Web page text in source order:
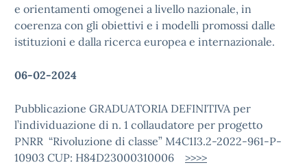
e orientamenti omogenei a livello nazionale, in
coerenza con gli obiettivi e i modelli promossi dalle
istituzioni e dalla ricerca europea e internazionale.
06-02-2024
Pubblicazione GRADUATORIA DEFINITIVA per
l’individuazione di n. 1 collaudatore per progetto
PNRR “Rivoluzione di classe” M4C1I3.2-2022-961-P-
10903 CUP: H84D23000310006 >>>>